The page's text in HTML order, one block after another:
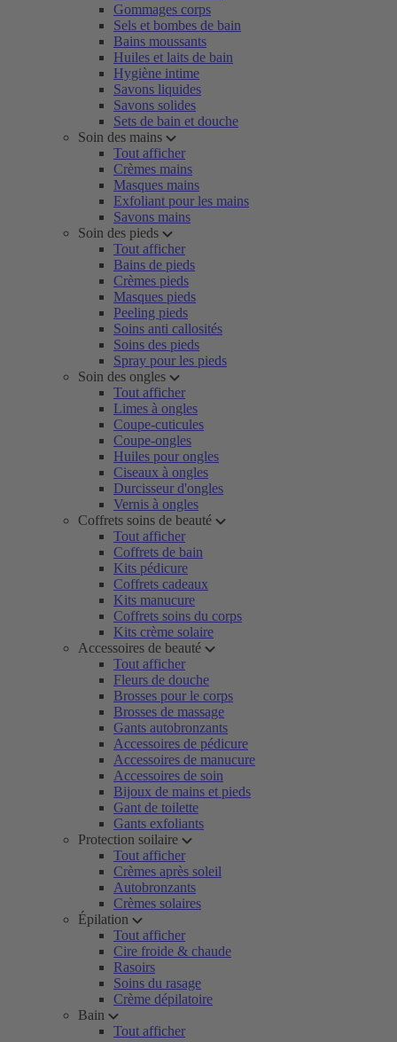
Gommages corps
Sels et bombes de bain
Bains moussants
Huiles et laits de bain
Hygiène intime
Savons liquides
Savons solides
Sets de bain et douche
Soin des mains
Tout afficher
Crèmes mains
Masques mains
Exfoliant pour les mains
Savons mains
Soin des pieds
Tout afficher
Bains de pieds
Crèmes pieds
Masques pieds
Peeling pieds
Soins anti callosités
Soins des pieds
Spray pour les pieds
Soin des ongles
Tout afficher
Limes à ongles
Coupe-cuticules
Coupe-ongles
Huiles pour ongles
Ciseaux à ongles
Durcisseur d'ongles
Vernis à ongles
Coffrets soins de beauté
Tout afficher
Coffrets de bain
Kits pédicure
Coffrets cadeaux
Kits manucure
Coffrets soins du corps
Kits crème solaire
Accessoires de beauté
Tout afficher
Fleurs de douche
Brosses pour le corps
Brosses de massage
Gants autobronzants
Accessoires de pédicure
Accessoires de manucure
Accessoires de soin
Bijoux de mains et pieds
Gant de toilette
Gants exfoliants
Protection soilaire
Tout afficher
Crèmes après soleil
Autobronzants
Crèmes solaires
Épilation
Tout afficher
Cire froide & chaude
Rasoirs
Soins du rasage
Crème dépilatoire
Bain
Tout afficher